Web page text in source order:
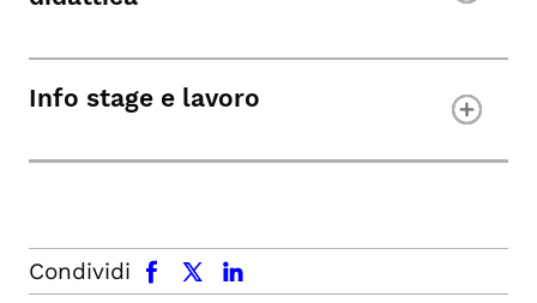
Info stage e lavoro
Condividi
facebook x.com linkedin